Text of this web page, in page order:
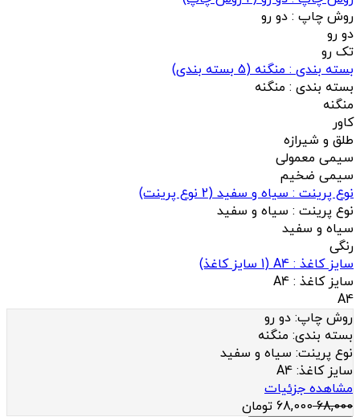
روش چاپ : دو رو
دو رو
تک رو
بسته بندی : منگنه(
5 بسته بندی)
بسته بندی : منگنه
منگنه
کاور
طلق و شیرازه
سیمی معمولی
سیمی ضخیم
نوع پرینت : سیاه و سفید(
2 نوع پرینت)
نوع پرینت : سیاه و سفید
سیاه و سفید
رنگی
سایز کاغذ : A4
(
1 سایز کاغذ)
سایز کاغذ : A4
A4
روش چاپ: دو رو
بسته بندی: منگنه
نوع پرینت: سیاه و سفید
سایز کاغذ: A4
مشاهده جزئیات
68,000
68,000 تومان